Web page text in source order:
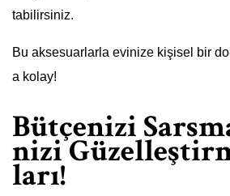
tabilirsiniz.
Bu aksesuarlarla evinize kişisel bir
a kolay!
Bütçenizi
nizi
ları!